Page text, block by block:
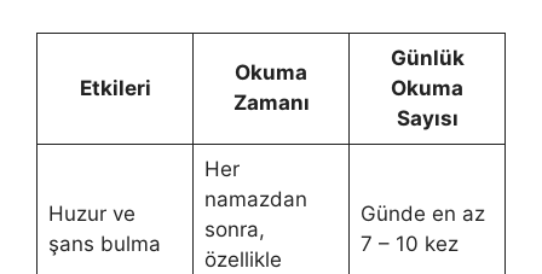
Etkileri
Okuma
Zamanı
Günlük
Okuma
Sayısı
Huzur ve
şans bulma
Her
namazdan
sonra,
özellikle
Günde en az
7 – 10 kez